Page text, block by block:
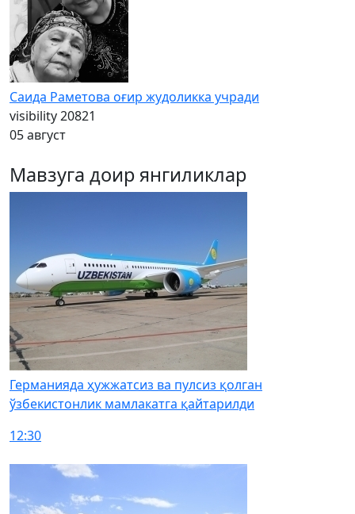
Саида Раметова оғир жудоликка учради
visibility20821
05 август
Мавзуга доир янгиликлар
Германияда ҳужжатсиз ва пулсиз қолган
ўзбекистонлик мамлакатга қайтарилди
12:30